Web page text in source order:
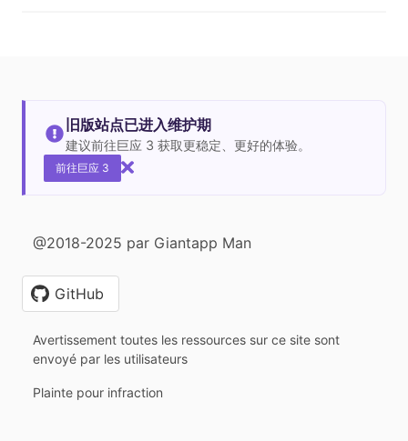
旧版站点已进入维护期
建议前往巨应 3 获取更稳定、更好的体验。
前往巨应 3
@2018-2025 par Giantapp Man
GitHub
Avertissement toutes les ressources sur ce site sont
envoyé par les utilisateurs
Plainte pour infraction